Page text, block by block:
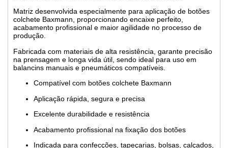
Matriz desenvolvida especialmente para aplicação de botões
colchete Baxmann, proporcionando encaixe perfeito,
acabamento profissional e maior agilidade no processo de
produção.
Fabricada com materiais de alta resistência, garante precisão
na prensagem e longa vida útil, sendo ideal para uso em
balancins manuais e pneumáticos compatíveis.
Compatível com botões colchete Baxmann
Aplicação rápida, segura e precisa
Excelente durabilidade e resistência
Acabamento profissional na fixação dos botões
Indicada para confecções, tapeçarias, bolsas, calçados,